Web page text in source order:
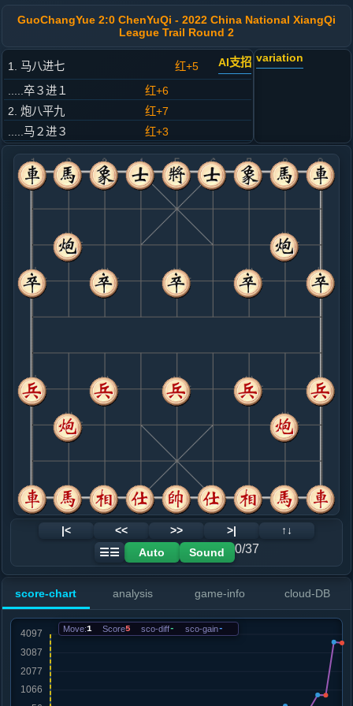
GuoChangYue 2:0 ChenYuQi - 2022 China National XiangQi
League Trail Round 2
1. 马八进七 红+5 AI支招
.....卒３进１
红+6
2. 炮八平九
红+7
.....马２进３
红+3
3. 车九平八
红+1
.....车１平２
红+3
4. 车八进四
红+0
.....马８进７
黑+1
5. 兵三进一
黑+6
.....砲８进２
6. 马二进三
黑+17
车八平六
.....马３进２
黑+24
7. 车八平六
黑+23
8. 炮二平一
黑+41
相三进五
.....卒３进１
黑+15
马２进３
9. 车六平七
黑+6
.....砲８平３
10. 车一平二
黑+15
车一进一
.....车９进１
黑+15
马２进１
黑+12
马三退五
.....车２进１
红+6
砲２平３
12. 马四进六
黑+533
相三进五
红+32
车９平４
13. 车二进八
红+24
炮九进四
.....卒７进１
红+0
15. 相七进五
.....卒５进１
16. 兵五进一
variation
|< << >> >|
↑↓
☰☰
Auto Sound 0/37
score-chart analysis game-info cloud-DB
Move:1 Score5 sco-diff- sco-gain-